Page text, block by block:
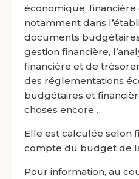
économique,
notamment dans
documents
gestion financière,
financière et de
des réglementations
budgétaires et
choses encore…
Elle est calculée selon
compte du budget de
Pour information, au